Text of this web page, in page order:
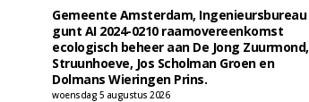
Gemeente Amsterdam, Ingenieursbureau
gunt AI 2024-0210 raamovereenkomst
ecologisch beheer aan De Jong Zuurmond,
Struunhoeve, Jos Scholman Groen en
Dolmans Wieringen Prins.
woensdag 5 augustus 2026